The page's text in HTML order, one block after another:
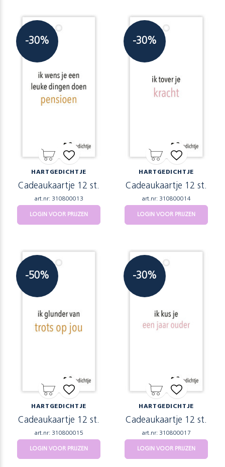
-30%
HARTGEDICHTJE
Cadeaukaartje 12 st.
art.nr: 310800013
LOGIN VOOR PRIJZEN
-30%
HARTGEDICHTJE
Cadeaukaartje 12 st.
art.nr: 310800014
LOGIN VOOR PRIJZEN
-50%
HARTGEDICHTJE
Cadeaukaartje 12 st.
art.nr: 310800015
LOGIN VOOR PRIJZEN
-30%
HARTGEDICHTJE
Cadeaukaartje 12 st.
art.nr: 310800017
LOGIN VOOR PRIJZEN